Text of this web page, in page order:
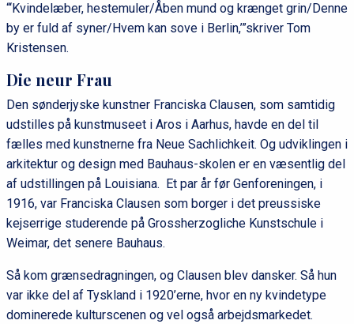
“‘Kvindelæber, hestemuler/Åben mund og krænget grin/Denne
by er fuld af syner/Hvem kan sove i Berlin,’”skriver Tom
Kristensen.
Die neur Frau
Den sønderjyske kunstner Franciska Clausen, som samtidig
udstilles på kunstmuseet i Aros i Aarhus, havde en del til
fælles med kunstnerne fra Neue Sachlichkeit. Og udviklingen i
arkitektur og design med Bauhaus-skolen er en væsentlig del
af udstillingen på Louisiana. Et par år før Genforeningen, i
1916, var Franciska Clausen som borger i det preussiske
kejserrige studerende på Grossherzogliche Kunstschule i
Weimar, det senere Bauhaus.
Så kom grænsedragningen, og Clausen blev dansker. Så hun
var ikke del af Tyskland i 1920’erne, hvor en ny kvindetype
dominerede kulturscenen og vel også arbejdsmarkedet.